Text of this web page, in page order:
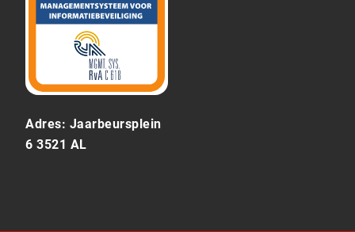
Adres: Jaarbeursplein
6 3521 AL